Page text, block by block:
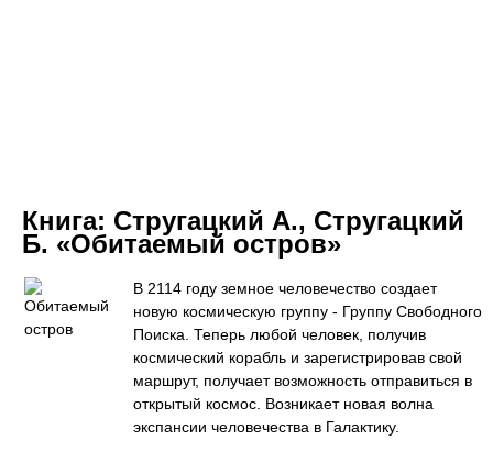
Книга: Стругацкий А., Стругацкий
Б. «Обитаемый остров»
В 2114 году земное человечество создает
новую космическую группу - Группу Свободного
Поиска. Теперь любой человек, получив
космический корабль и зарегистрировав свой
маршрут, получает возможность отправиться в
открытый космос. Возникает новая волна
экспансии человечества в Галактику.